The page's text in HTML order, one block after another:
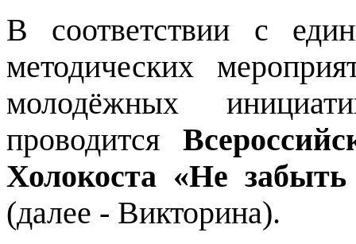
В соответствии с
методических
молодёжных
проводится
Холокоста «Не
(далее - Викторина).